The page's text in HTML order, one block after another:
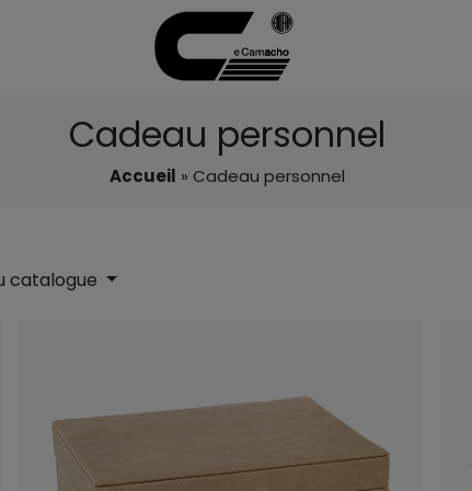
Cadeau personnel
Accueil » Cadeau personnel
catalogue